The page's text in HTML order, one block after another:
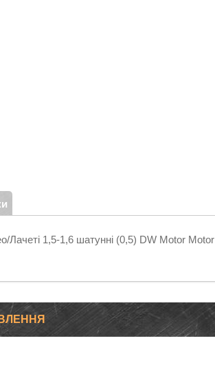
Лачеті 1,5-1,6 шатунні (0,5) DW Motor Motor